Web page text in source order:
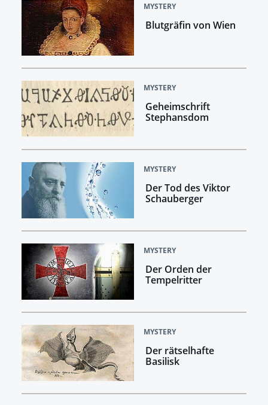
MYSTERY
Blutgräfin von Wien
MYSTERY
Geheimschrift
Stephansdom
MYSTERY
Der Tod des Viktor
Schauberger
MYSTERY
Der Orden der
Tempelritter
MYSTERY
Der rätselhafte
Basilisk